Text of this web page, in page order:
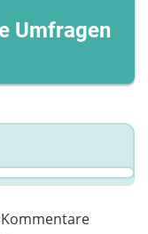
Kommentare
Umfragen